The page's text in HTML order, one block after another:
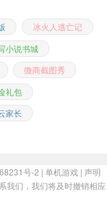
冰火人逃亡记
小说书城
微商截图秀
礼包
家长
号-2 | 单机游戏 | 声明
我们，我们将及时撤销相应